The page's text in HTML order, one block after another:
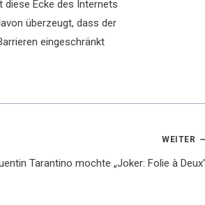
diese Ecke des Internets
überzeugt, dass der
eingeschränkt
WEITER
Tarantino mochte „Joker: Folie à